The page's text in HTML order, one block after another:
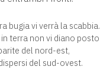
bugia vi verrà la scabbia.
in terra non vi diano posto
del nord-est,
del sud-ovest.